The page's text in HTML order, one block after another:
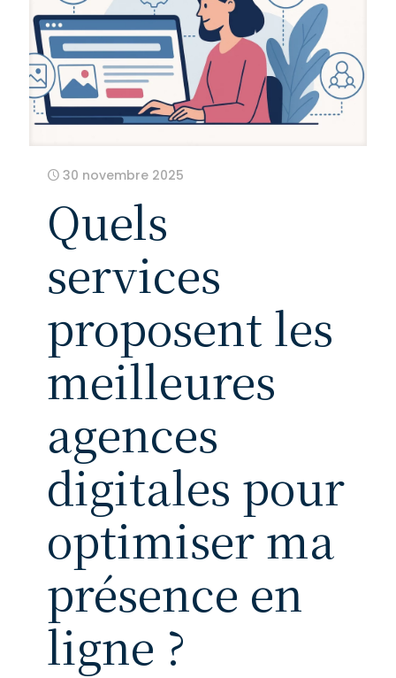
30 novembre 2025
Quels
services
proposent les
meilleures
agences
digitales pour
optimiser ma
présence en
ligne ?